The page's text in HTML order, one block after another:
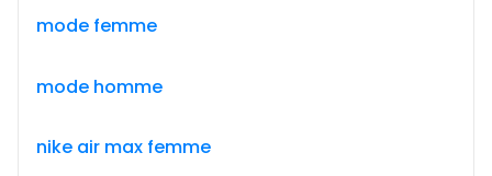
mode femme
mode homme
nike air max femme